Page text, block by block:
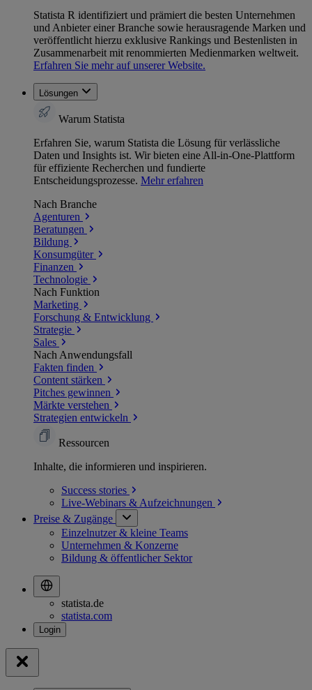
Statista R identifiziert und prämiert die besten Unternehmen
und Anbieter einer Branche sowie herausragende Marken und
veröffentlicht hierzu exklusive Rankings und Bestenlisten in
Zusammenarbeit mit renommierten Medienmarken weltweit.
Erfahren Sie mehr auf unserer Website.
Lösungen
Warum Statista
Erfahren Sie, warum Statista die Lösung für verlässliche
Daten und Insights ist. Wir bieten eine All-in-One-Plattform
für effiziente Recherchen und fundierte
Entscheidungsprozesse. Mehr erfahren
Nach Branche
Agenturen
Beratungen
Bildung
Konsumgüter
Finanzen
Technologie
Nach Funktion
Marketing
Forschung & Entwicklung
Strategie
Sales
Nach Anwendungsfall
Fakten finden
Content stärken
Pitches gewinnen
Märkte verstehen
Strategien entwickeln
Ressourcen
Inhalte, die informieren und inspirieren.
Success stories
Live-Webinars & Aufzeichnungen
Preise & Zugänge
Einzelnutzer & kleine Teams
Unternehmen & Konzerne
Bildung & öffentlicher Sektor
statista.de
statista.com